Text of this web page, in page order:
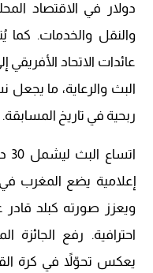
دولار في الاقتصاد
والنقل والخدمات.
البث والرعاية، ما
ربحية في تاريخ المسابقة.
إعلامية يضع المغرب
ويعزز صورته كبلد قادر
يعكس تحوّلاً في كرة